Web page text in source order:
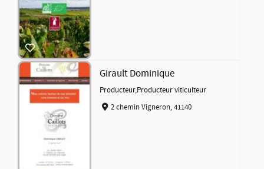
Girault Dominique
Producteur,Producteur viticulteur
2 chemin Vigneron, 41140